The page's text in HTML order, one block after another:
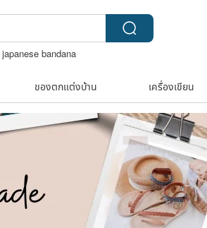
japanese bandana
ของตกแต่งบ้าน เครื่องเขียน